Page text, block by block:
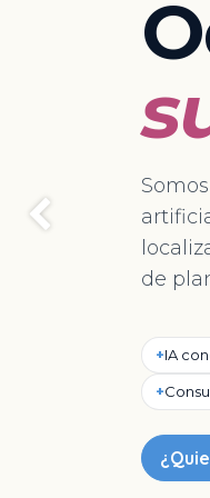
de
+IA
+
Anterior